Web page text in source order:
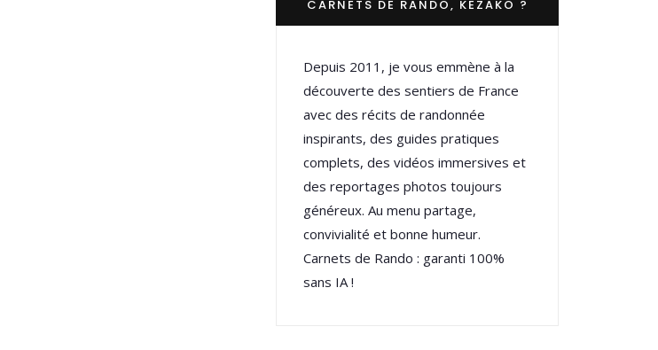
CARNETS DE RANDO, KEZAKO ?
Depuis 2011, je vous emmène à la
découverte des sentiers de France
avec des récits de randonnée
inspirants, des guides pratiques
complets, des vidéos immersives et
des reportages photos toujours
généreux. Au menu partage,
convivialité et bonne humeur.
Carnets de Rando : garanti 100%
sans IA !